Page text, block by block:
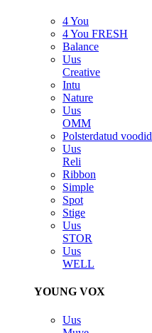
4 You
4 You FRESH
Balance
Uus
Creative
Intu
Nature
Uus
OMM
Polsterdatud voodid
Uus
Reli
Ribbon
Simple
Spot
Stige
Uus
STOR
Uus
WELL
YOUNG VOX
Uus